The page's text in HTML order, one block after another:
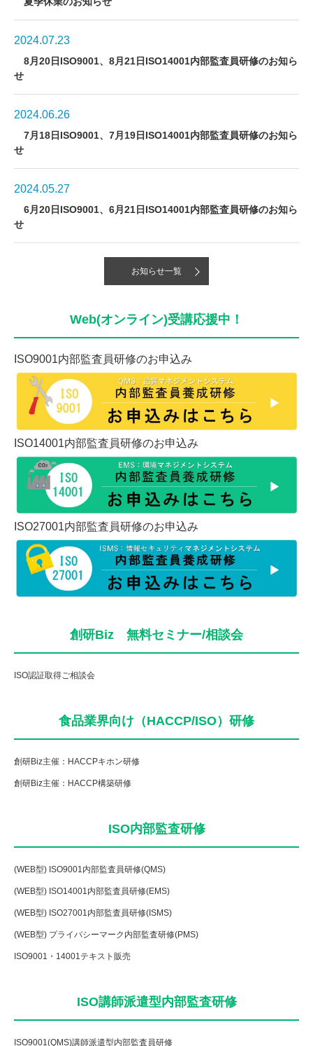
2024.07.23
8月20日ISO9001、8月21日ISO14001内部監査員研修のお知ら
せ
2024.06.26
7月18日ISO9001、7月19日ISO14001内部監査員研修のお知ら
せ
2024.05.27
6月20日ISO9001、6月21日ISO14001内部監査員研修のお知ら
せ
お知らせ一覧
Web(オンライン)受講応援中！
ISO9001内部監査員研修のお申込み
ISO14001内部監査員研修のお申込み
ISO27001内部監査員研修のお申込み
創研Biz 無料セミナー/相談会
ISO認証取得ご相談会
食品業界向け（HACCP/ISO）研修
創研Biz主催：HACCPキホン研修
創研Biz主催：HACCP構築研修
ISO内部監査研修
(WEB型) ISO9001内部監査員研修(QMS)
(WEB型) ISO14001内部監査員研修(EMS)
(WEB型) ISO27001内部監査員研修(ISMS)
(WEB型) プライバシーマーク内部監査研修(PMS)
ISO9001・14001テキスト販売
ISO講師派遣型内部監査研修
ISO9001(QMS)講師派遣型内部監査員研修